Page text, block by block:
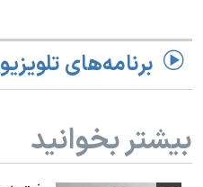
برنامه‌های
بیشتر بخوانید